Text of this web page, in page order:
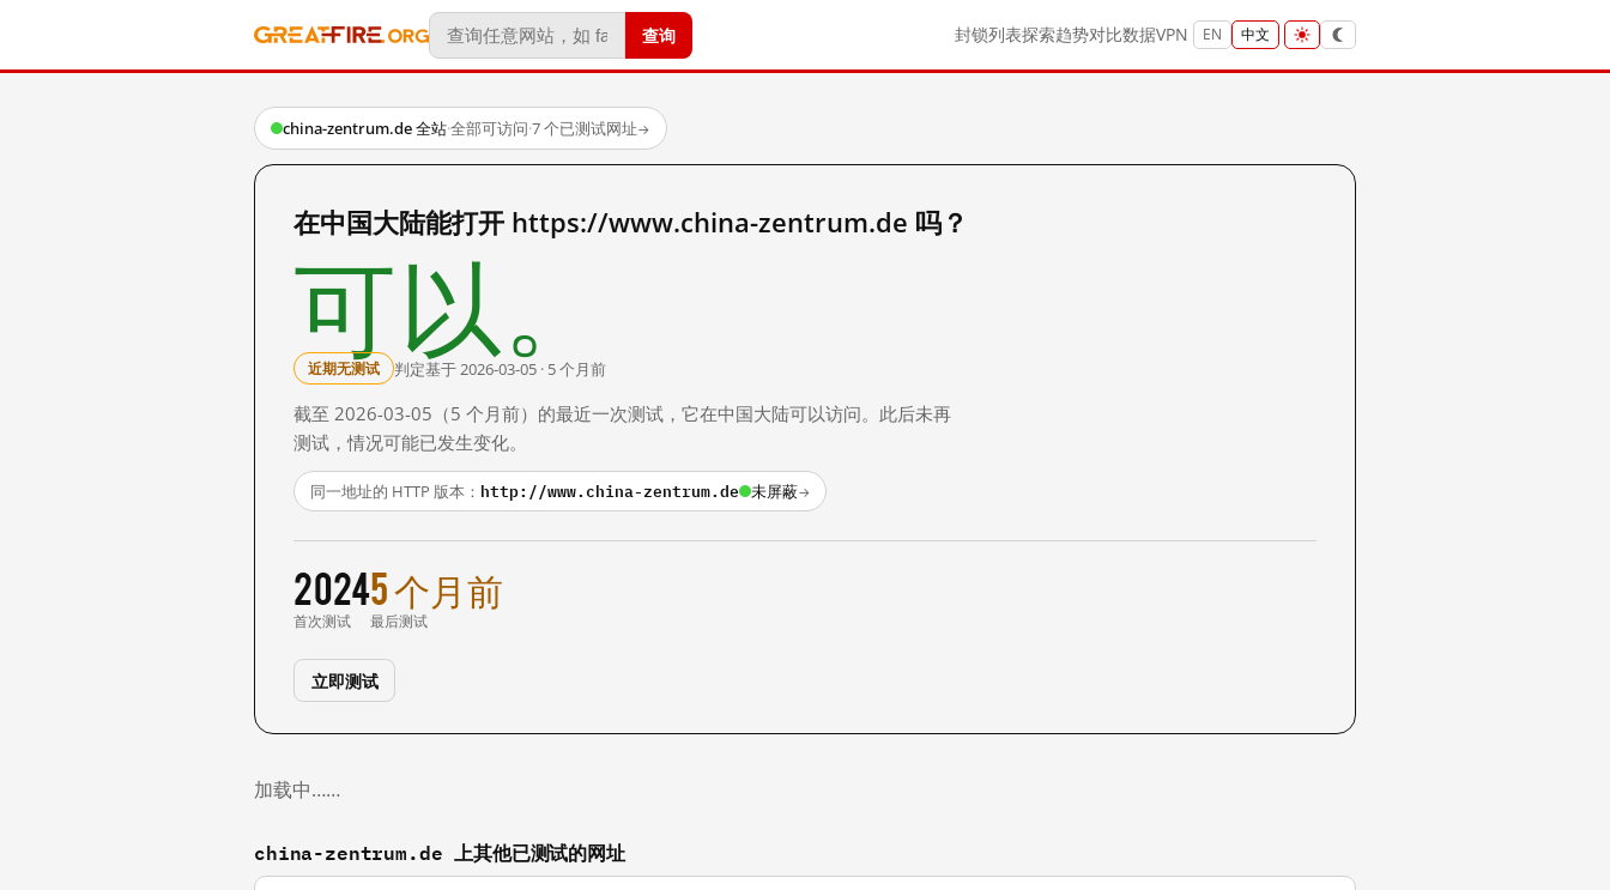
查询 封锁列表探索趋势对比数据VPN EN 中文
china-zentrum.de 全站·全部可访问·7 个已测试网址→
在中国大陆能打开 https://www.china-zentrum.de 吗？
可以。
近期无测试 判定基于 2026-03-05 · 5 个月前
截至 2026-03-05（5 个月前）的最近一次测试，它在中国大陆可以访问。此后未再
测试，情况可能已发生变化。
同一地址的 HTTP 版本： http://www.china-zentrum.de 未屏蔽→
2024
首次测试
5 个月前
最后测试
立即测试
加载中……
china-zentrum.de 上其他已测试的网址